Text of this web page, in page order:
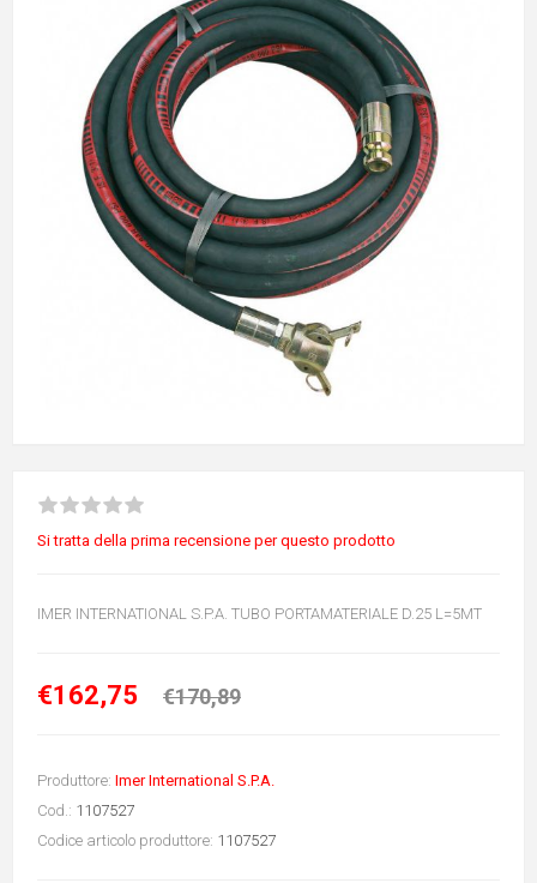
Si tratta della prima recensione per questo prodotto
IMER INTERNATIONAL S.P.A. TUBO PORTAMATERIALE D.25 L=5MT
€162,75 €170,89
Produttore: Imer International S.P.A.
Cod.: 1107527
Codice articolo produttore: 1107527